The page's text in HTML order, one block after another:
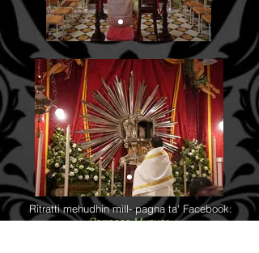
Ritratti mehudhin mill- pagna ta' Facebook:
Parrocca Munxar.